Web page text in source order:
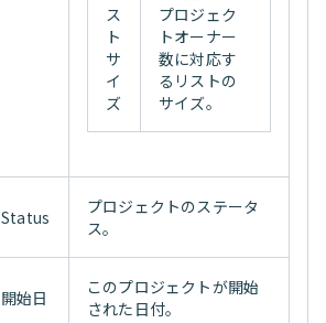
ス
ト
サ
イ
ズ
プロジェク
トオーナー
数に対応す
るリストの
サイズ。
Status
プロジェクトのステータ
ス。
開始日
このプロジェクトが開始
された日付。